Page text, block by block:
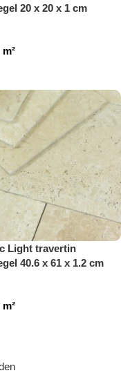
20 x 20 x 1 cm
m²
Light travertin
40.6 x 61 x 1.2 cm
m²